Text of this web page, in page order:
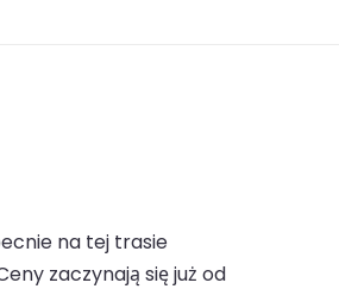
na tej trasie
zaczynają się już od